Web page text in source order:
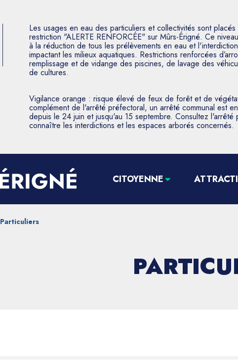
Les usages en eau des particuliers et collectivités sont
restriction "ALERTE RENFORCÉE" sur Mûrs-Érigné. Ce
à la réduction de tous les prélèvements en eau et
impactant les milieux aquatiques. Restrictions renforcées
remplissage et de vidange des piscines, de lavage des
de cultures.
Vigilance orange : risque élevé de feux de forêt et de
complément de l'arrêté préfectoral, un arrêté communal est
depuis le 24 juin et jusqu'au 15 septembre. Consultez l'arrêté
connaître les interdictions et les espaces arborés concernés.
CITOYENNE
Particuliers